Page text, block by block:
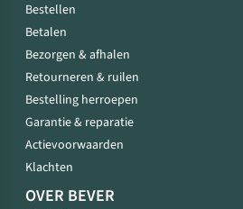
Bestellen
Betalen
Bezorgen & afhalen
Retourneren & ruilen
Bestelling herroepen
Garantie & reparatie
Actievoorwaarden
Klachten
OVER BEVER